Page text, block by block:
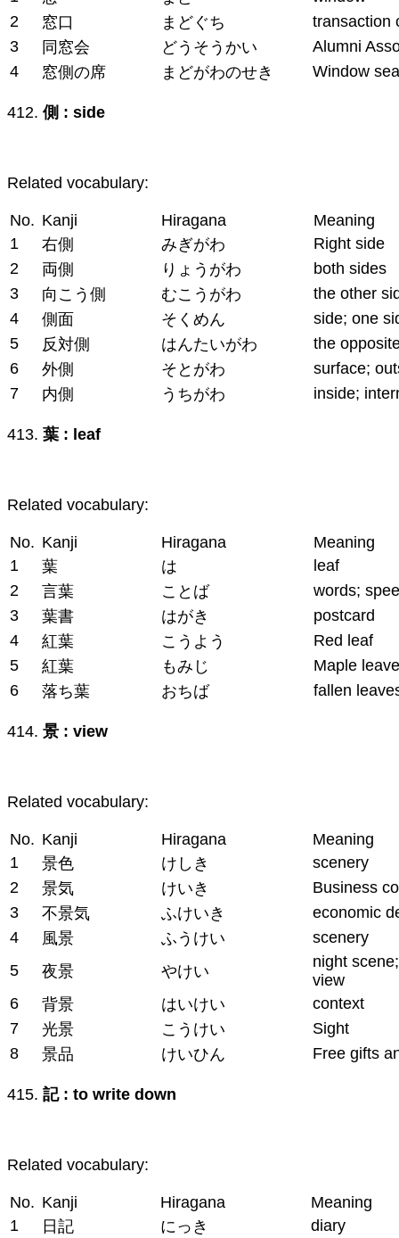
2
窓口 まどぐち
transaction
3
同窓会 どうそうかい
Alumni
4
窓側の席 まどがわのせき Window
412. 側 : side
Related vocabulary:
No. Kanji Hiragana
Meaning
1
右側 みぎがわ
Right side
2
両側 りょうがわ
both sides
3
向こう側 むこうがわ
the other
4
側面 そくめん
side; one
5
反対側 はんたいがわ
the
6
外側 そとがわ
surface;
7
内側 うちがわ inside;
413. 葉 : leaf
Related vocabulary:
No. Kanji Hiragana
Meaning
1
葉 は
leaf
2
言葉 ことば
words;
3
葉書 はがき
postcard
4
紅葉 こうよう
Red leaf
5
紅葉 もみじ
Maple
6
落ち葉 おちば fallen
414. 景 : view
Related vocabulary:
No. Kanji Hiragana
Meaning
1
景色 けしき
scenery
2
景気 けいき
Business
3
不景気 ふけいき
economic
4
風景 ふうけい
scenery
5
夜景 やけい
night
view
6
背景 はいけい
context
7
光景 こうけい
Sight
8
景品 けいひん Free gifts
415. 記 : to write down
Related vocabulary:
No. Kanji Hiragana
Meaning
1
日記 にっき diary